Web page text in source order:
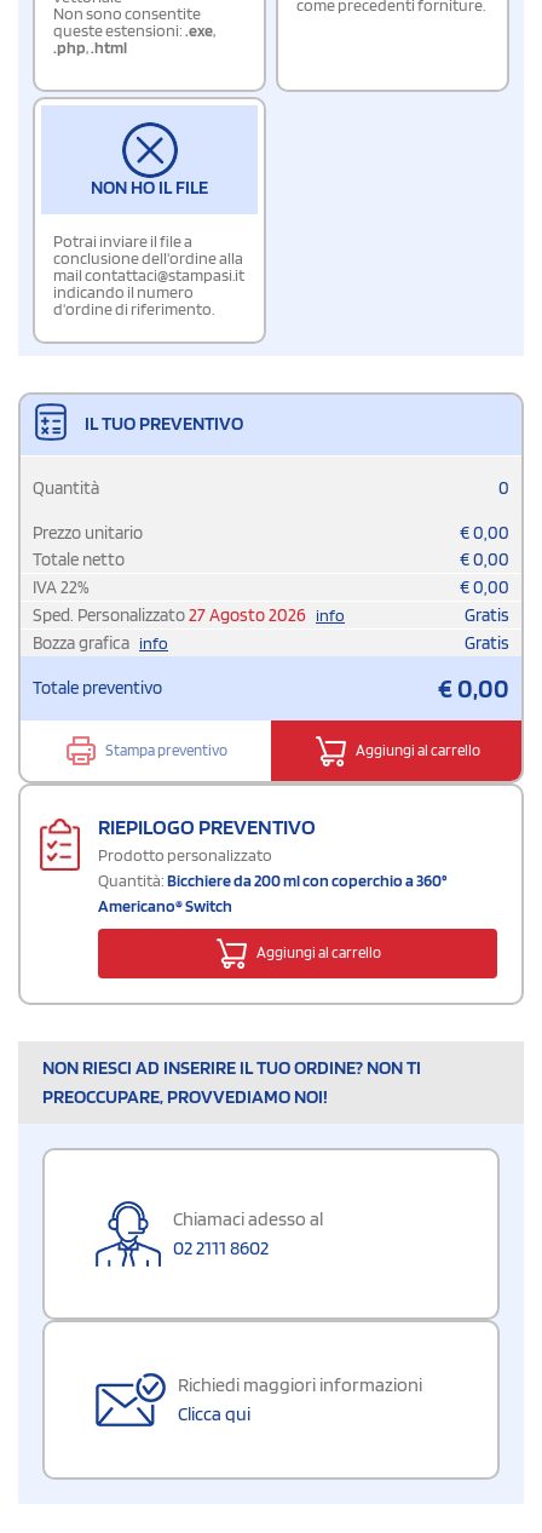
Non sono consentite
queste estensioni:.exe,
.php,.html
come precedenti forniture.
NON HO IL FILE
Potrai inviare il file a
conclusione dell'ordine alla
mail contattaci@stampasi.it
indicando il numero
d'ordine di riferimento.
IL TUO PREVENTIVO
Quantità 0
Prezzo unitario €0,00
Totale netto
€0,00
IVA22% €0,00
Sped. Personalizzato27 Agosto 2026 info
Gratis
Bozza grafica info Gratis
Totale preventivo €0,00
Stampa preventivo Aggiungi al carrello
RIEPILOGO PREVENTIVO
Prodotto personalizzato
Quantità:Bicchiere da 200 ml con coperchio a 360°
Americano® Switch
Aggiungi al carrello
NON RIESCI AD INSERIRE IL TUO ORDINE? NON TI
PREOCCUPARE, PROVVEDIAMO NOI!
Chiamaci adesso al
02 2111 8602
Richiedi maggiori informazioni
Clicca qui